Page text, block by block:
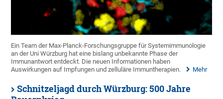
Ein Team der Max-Planck-Forschungsgruppe für Systemimmunologie
an der Uni Würzburg hat eine bislang unbekannte Phase der
Immunantwort entdeckt. Die neuen Informationen haben
Auswirkungen auf Impfungen und zelluläre Immuntherapien.
Mehr
Schnitzeljagd durch Würzburg: 500 Jahre